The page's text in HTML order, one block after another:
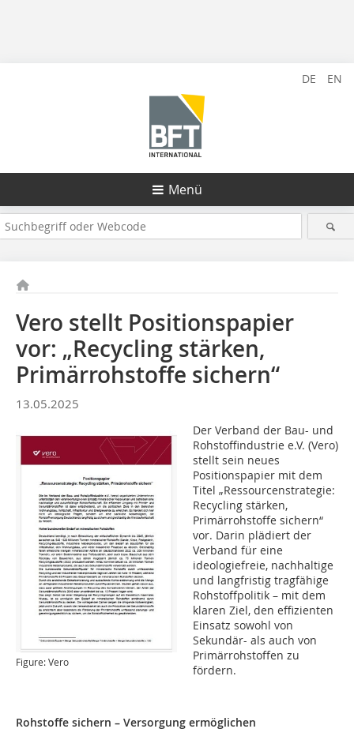
DE EN
Menü
Vero stellt Positionspapier
vor: „Recycling stärken,
Primärrohstoffe sichern“
13.05.2025
Figure: Vero
Der Verband der Bau- und
Rohstoffindustrie e.V. (Vero)
stellt sein neues
Positionspapier mit dem
Titel „Ressourcenstrategie:
Recycling stärken,
Primärrohstoffe sichern“
vor. Darin plädiert der
Verband für eine
ideologiefreie, nachhaltige
und langfristig tragfähige
Rohstoffpolitik – mit dem
klaren Ziel, den effizienten
Einsatz sowohl von
Sekundär- als auch von
Primärrohstoffen zu
fördern.
Rohstoffe sichern – Versorgung ermöglichen